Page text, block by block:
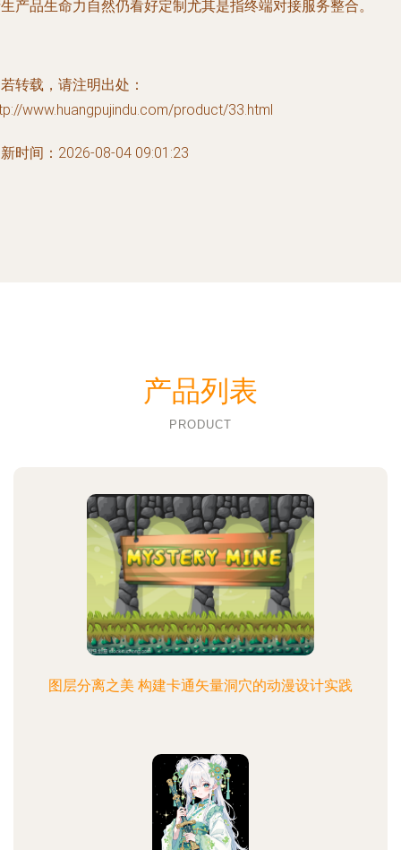
产品生命力自然仍看好定制尤其是指终端对接服务整合。
转载，请注明出处：
www.huangpujindu.com/product/33.html
时间：2026-08-04 09:01:23
产品列表
PRODUCT
图层分离之美 构建卡通矢量洞穴的动漫设计实践